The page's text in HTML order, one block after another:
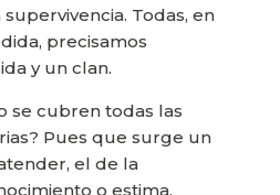
Todas, en
precisamos
y un clan.
se cubren todas las
Pues que surge un
el de la
o estima.